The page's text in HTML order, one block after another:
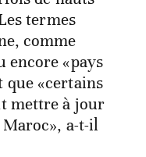
termes
comme
encore «pays
que «certains
mettre à jour
a-t-il